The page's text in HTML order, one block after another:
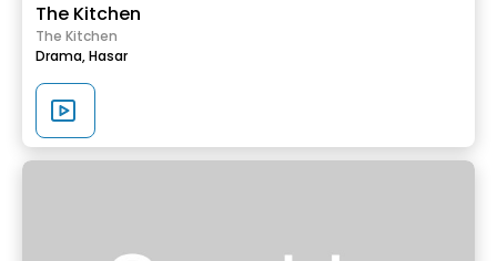
The Kitchen
The Kitchen
Drama,Hasar